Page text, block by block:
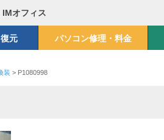
オフィス
元 パソコン修理・料金
装 > P1080998